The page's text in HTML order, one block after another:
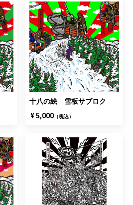
十八の絵 雪板サブロク
¥ 5,000 （税込）